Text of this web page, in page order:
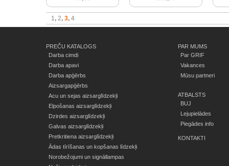
1 2 3 4
PREČU KATALOGS
Darba cimdi
Darba apavi
Darba apģērbs
Aizsargapģērbs
Acu un sejas aizsarglīdzekļi
Elpošanas aizsarglīdzekļi
Dzirdes aizsarglīdzekļi
Galvas aizsarglīdzekļi
Pretkritiena aizsarglīdzekļi
Ādas tīrīšanas un kopšanas līdzekļi
Norobežojumi un signāllampas
PAR MUMS
Par GRIF
Vakances
Mūsu partneri
ATBALSTS
BUJ
Lejupielādes
Piegādes info
KONTAKTI